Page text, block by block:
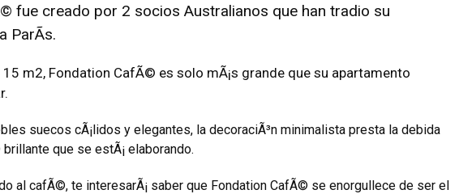
fue creado por 2 socios Australianos que han tradio su
ParÃ­s.
15 m2, Fondation CafÃ© es solo mÃ¡s grande que su apartamento
suecos cÃ¡lidos y elegantes, la decoraciÃ³n minimalista presta la debida
que se estÃ¡ elaborando.
al cafÃ©, te interesarÃ¡ saber que Fondation CafÃ© se enorgullece de ser el